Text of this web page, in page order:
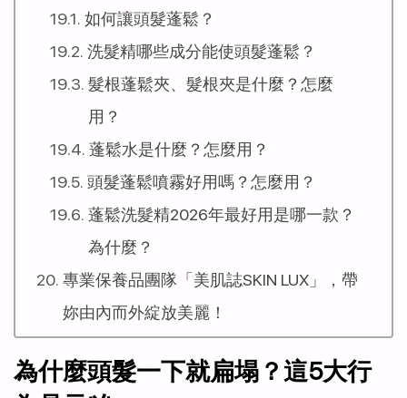
如何讓頭髮蓬鬆？
洗髮精哪些成分能使頭髮蓬鬆？
髮根蓬鬆夾、髮根夾是什麼？怎麼
用？
蓬鬆水是什麼？怎麼用？
頭髮蓬鬆噴霧好用嗎？怎麼用？
蓬鬆洗髮精2026年最好用是哪一款？
為什麼？
專業保養品團隊「美肌誌SKIN LUX」，帶
妳由內而外綻放美麗！
為什麼頭髮一下就扁塌？這5大行